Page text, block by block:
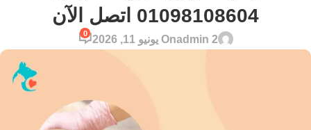
01098108604 اتصل الآن
admin 2On يونيو 11, 2026
0